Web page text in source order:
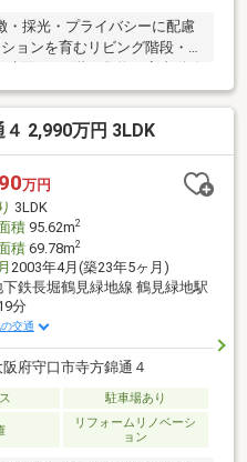
採光・プライバシーに配慮
ョンを育むリビング階段・お
回りを2階に集約、家事動線
にバルコニーを設置・トイレ
2019年 外壁塗装、屋根張替
420m)・門真市立五月田小
七中学校 徒歩7分(約520m)■
ます ━━━━━・・・物件の詳
ださい。
2,990万円 3LDK
万円
3LDK
積95.62m2
積69.78m2
2003年4月(築23年5ヶ月)
下鉄長堀鶴見緑地線 鶴見緑地駅
分
交通
阪府守口市寺方錦通４
駐車場あり
リフォームリノベーシ
ョン